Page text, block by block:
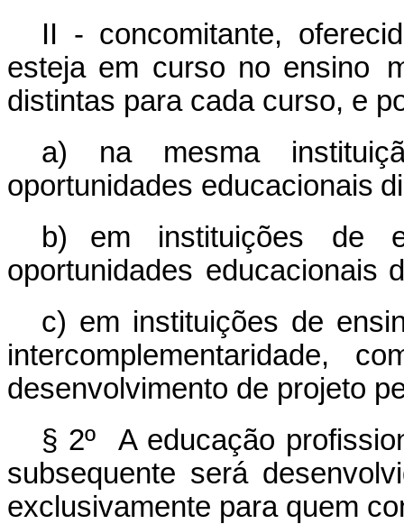
II - concomitante,
esteja em curso no ensino
distintas para cada curso, e
a) na
mesma
oportunidades educacionais
b) em
instituições de
oportunidades educacionais
c) em instituições de
intercomplementaridade,
desenvolvimento de projeto
§ 2º A educação
subsequente será
exclusivamente para quem